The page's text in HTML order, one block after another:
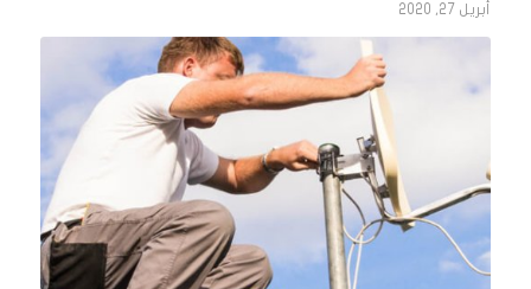
أبريل 27, 2020